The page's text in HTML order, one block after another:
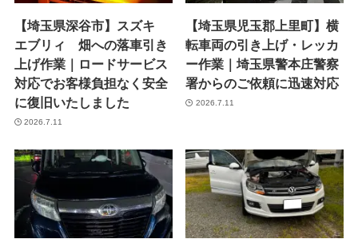
【埼玉県深谷市】スズキ
エブリィ 畑への落車引き
上げ作業｜ロードサービス
対応でお客様負担なく安全
に復旧いたしました
2026.7.11
【埼玉県児玉郡上里町】横
転車両の引き上げ・レッカ
ー作業｜埼玉県警本庄警察
署からのご依頼に迅速対応
2026.7.11